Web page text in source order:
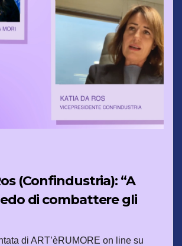
(Confindustria): “A
di combattere gli
genere con la cultura”
di ART’èRUMORE on line su